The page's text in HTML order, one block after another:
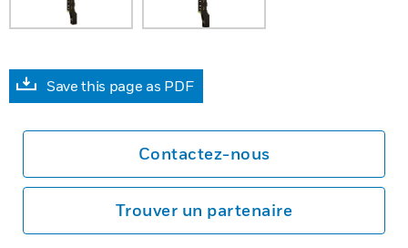
Save this page as PDF
Contactez-nous
Trouver un partenaire